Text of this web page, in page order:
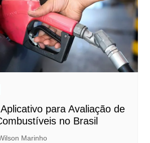
para Avaliação de
no Brasil
Marinho